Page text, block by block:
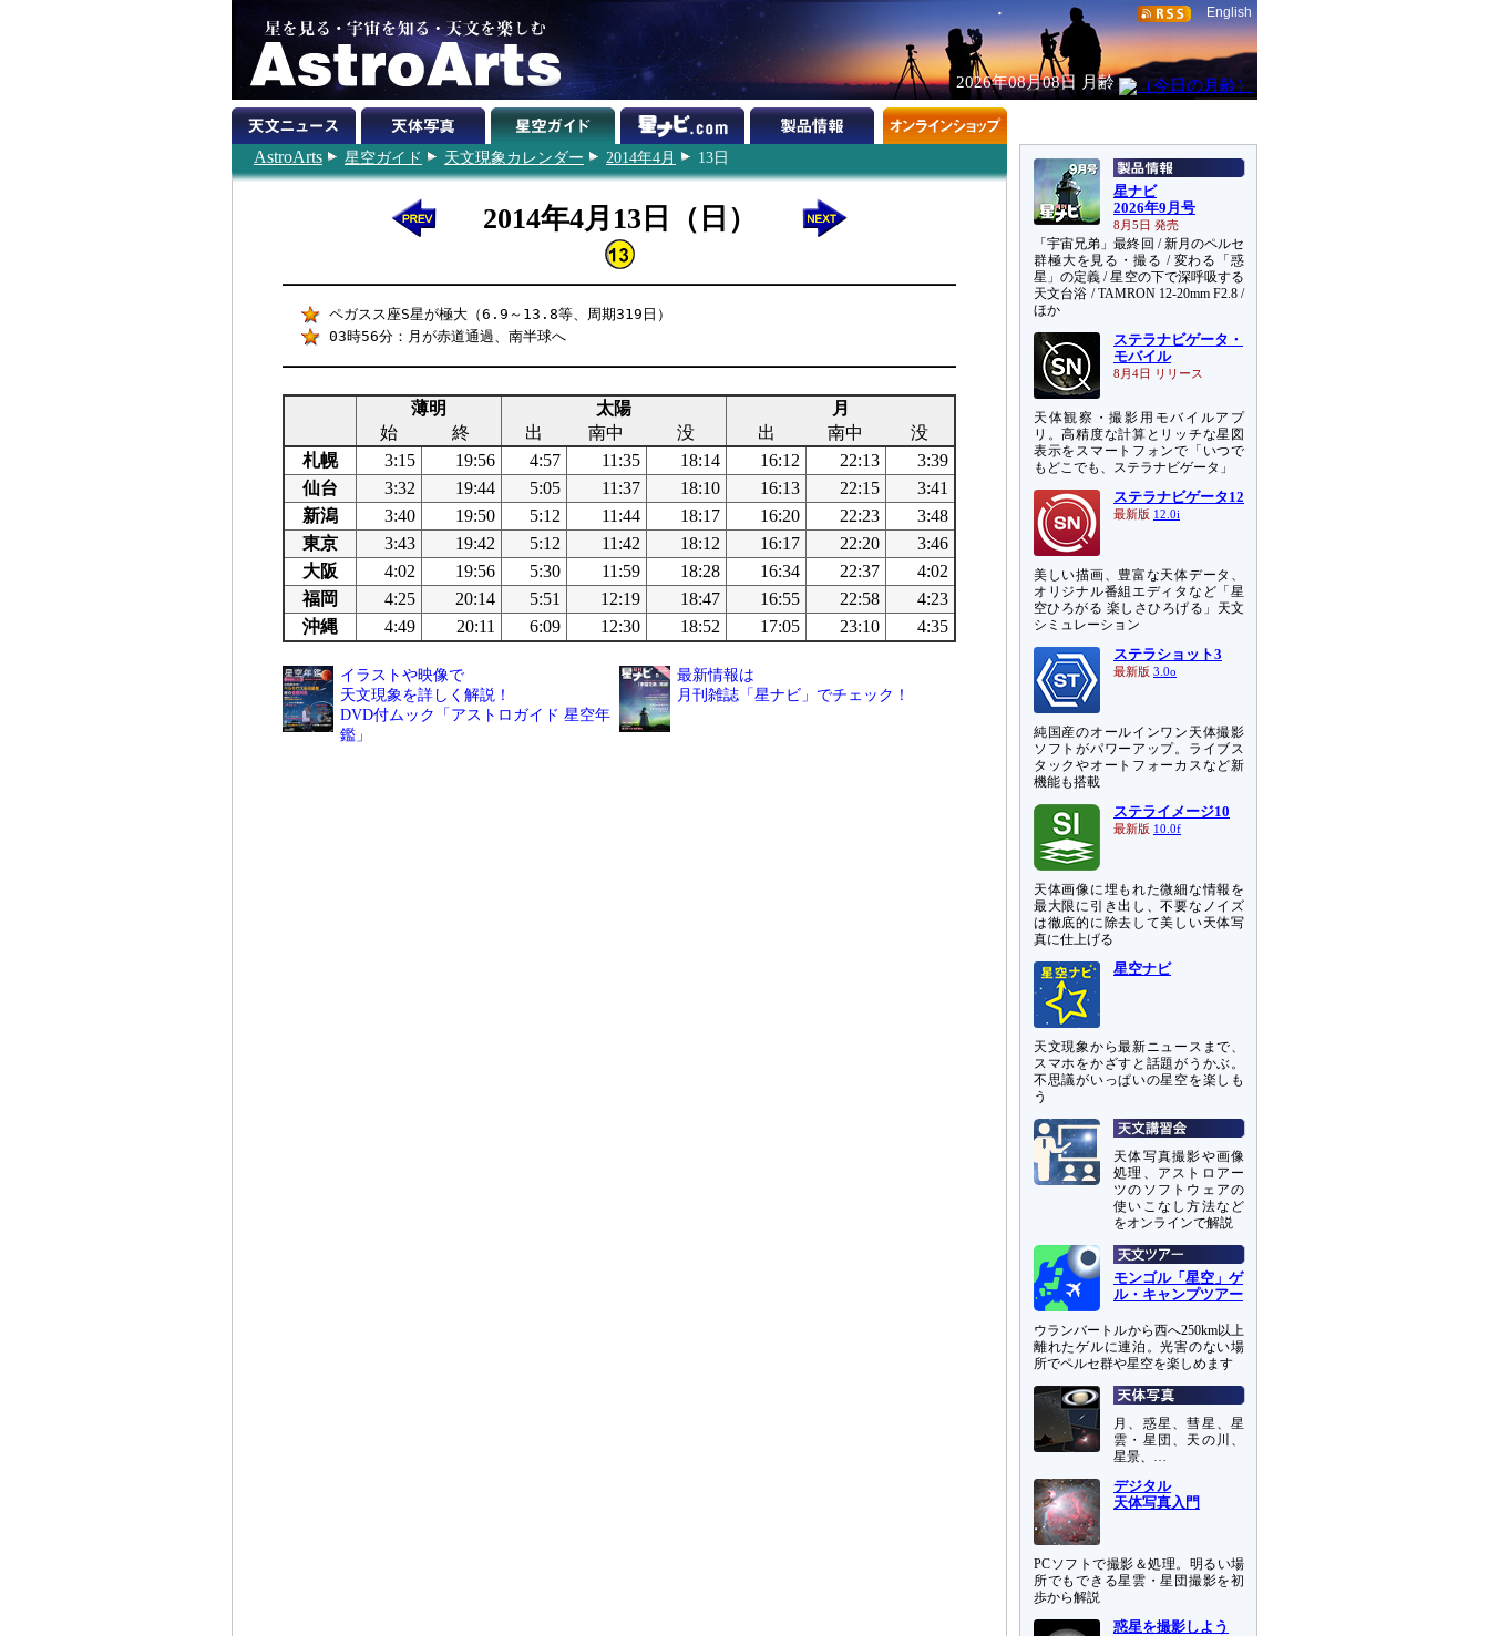
English
2026年08月08日 月齢
AstroArts 星空ガイド 天文現象カレンダー 2014年4月 13日
2014年4月13日（日）
ペガスス座S星が極大（6.9～13.8等、周期319日）
03時56分：月が赤道通過、南半球へ
薄明 太陽
月
始
終 出 南中 没 出 南中
没
札幌
3:15 19:56 4:57 11:35 18:14 16:12 22:13
3:39
仙台
3:32 19:44 5:05 11:37 18:10 16:13 22:15
3:41
新潟
3:40 19:50 5:12 11:44 18:17 16:20 22:23
3:48
東京
3:43 19:42 5:12 11:42 18:12 16:17 22:20
3:46
大阪
4:02 19:56 5:30 11:59 18:28 16:34 22:37
4:02
福岡
4:25 20:14 5:51 12:19 18:47 16:55 22:58
4:23
沖縄
4:49 20:11 6:09 12:30 18:52 17:05 23:10 4:35
イラストや映像で
天文現象を詳しく解説！
DVD付ムック「アストロガイド 星空年
鑑」
最新情報は
月刊雑誌「星ナビ」でチェック！
星ナビ
2026年9月号
8月5日 発売
「宇宙兄弟」最終回 / 新月のペルセ
群極大を見る・撮る / 変わる「惑
星」の定義 / 星空の下で深呼吸する
天文台浴 / TAMRON 12-20mm F2.8 /
ほか
ステラナビゲータ・
モバイル
8月4日 リリース
天体観察・撮影用モバイルアプ
リ。高精度な計算とリッチな星図
表示をスマートフォンで「いつで
もどこでも、ステラナビゲータ」
ステラナビゲータ12
最新版 12.0i
美しい描画、豊富な天体データ、
オリジナル番組エディタなど「星
空ひろがる 楽しさひろげる」天文
シミュレーション
ステラショット3
最新版 3.0o
純国産のオールインワン天体撮影
ソフトがパワーアップ。ライブス
タックやオートフォーカスなど新
機能も搭載
ステライメージ10
最新版 10.0f
天体画像に埋もれた微細な情報を
最大限に引き出し、不要なノイズ
は徹底的に除去して美しい天体写
真に仕上げる
星空ナビ
天文現象から最新ニュースまで、
スマホをかざすと話題がうかぶ。
不思議がいっぱいの星空を楽しも
う
天体写真撮影や画像
処理、アストロアー
ツのソフトウェアの
使いこなし方法など
をオンラインで解説
モンゴル「星空」ゲ
ル・キャンプツアー
ウランバートルから西へ250km以上
離れたゲルに連泊。光害のない場
所でペルセ群や星空を楽しめます
月、惑星、彗星、星
雲・星団、天の川、
星景、…
デジタル
天体写真入門
PCソフトで撮影＆処理。明るい場
所でもできる星雲・星団撮影を初
歩から解説
惑星を撮影しよう